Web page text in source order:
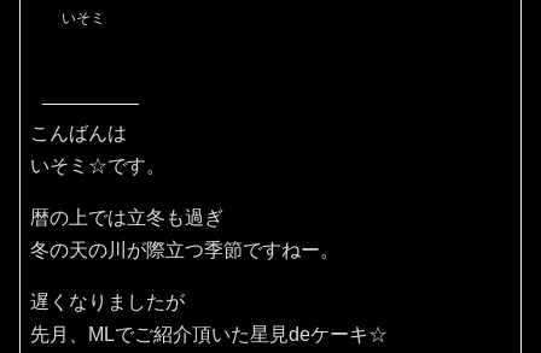
いそミ
こんばんは
いそミ☆です。
暦の上では立冬も過ぎ
冬の天の川が際立つ季節ですねー。
遅くなりましたが
先月、MLでご紹介頂いた星見deケーキ☆